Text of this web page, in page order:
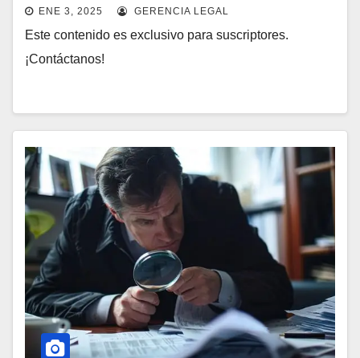
ENE 3, 2025 GERENCIA LEGAL
Este contenido es exclusivo para suscriptores.
¡Contáctanos!